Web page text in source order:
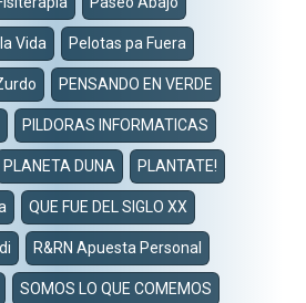
Vida Pelotas pa Fuera
PENSANDO EN VERDE
PILDORAS INFORMATICAS
PLANETA DUNA PLANTATE!
QUE FUE DEL SIGLO XX
R&RN Apuesta Personal
SOMOS LO QUE COMEMOS